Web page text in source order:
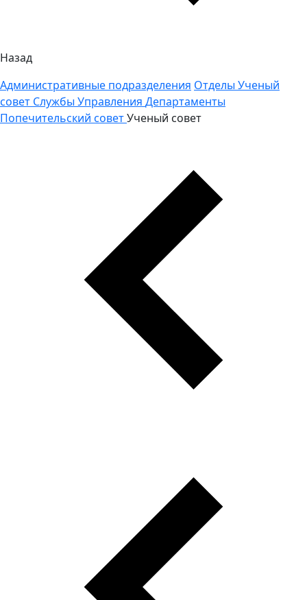
Назад
Административные подразделения Отделы Ученый
совет Службы Управления Департаменты
Попечительский советУченый совет